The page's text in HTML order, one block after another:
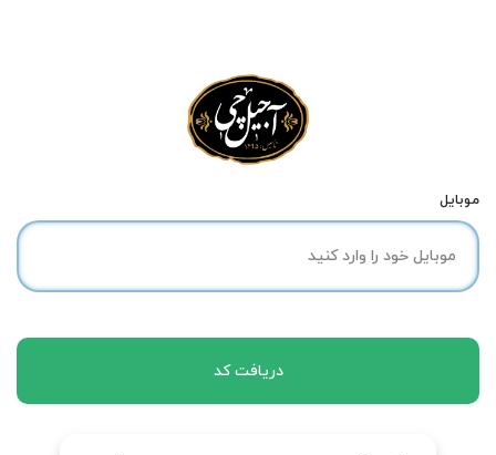
موبایل
دریافت کد